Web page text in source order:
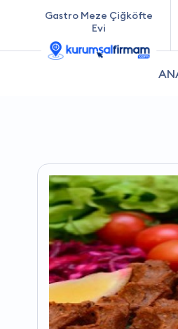
Gastro Meze Çiğköfte
Evi